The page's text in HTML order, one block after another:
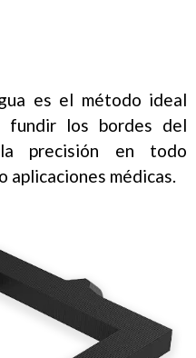
es el método ideal
fundir los bordes del
precisión en todo
aplicaciones médicas.